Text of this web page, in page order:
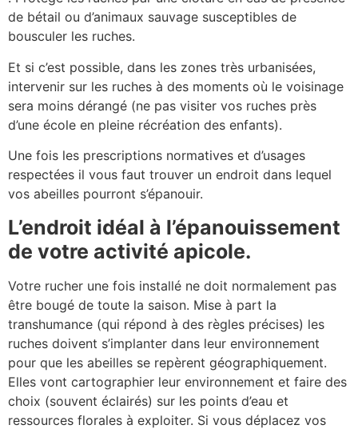
de bétail ou d’animaux sauvage susceptibles de
bousculer les ruches.
Et si c’est possible, dans les zones très urbanisées,
intervenir sur les ruches à des moments où le voisinage
sera moins dérangé (ne pas visiter vos ruches près
d’une école en pleine récréation des enfants).
Une fois les prescriptions normatives et d’usages
respectées il vous faut trouver un endroit dans lequel
vos abeilles pourront s’épanouir.
L’endroit idéal à l’épanouissement
de votre activité apicole.
Votre rucher une fois installé ne doit normalement pas
être bougé de toute la saison. Mise à part la
transhumance (qui répond à des règles précises) les
ruches doivent s’implanter dans leur environnement
pour que les abeilles se repèrent géographiquement.
Elles vont cartographier leur environnement et faire des
choix (souvent éclairés) sur les points d’eau et
ressources florales à exploiter. Si vous déplacez vos